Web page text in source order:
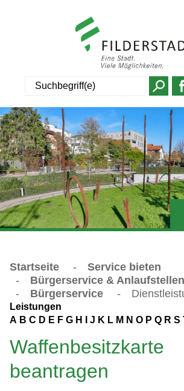
Startseite -
Service bieten
-
Bürgerservice & Anlaufstellen
-
Bürgerservice -
Leistungen
A B C D E F G H J K L M N O P Q R S
Waffenbesitzkarte
beantragen